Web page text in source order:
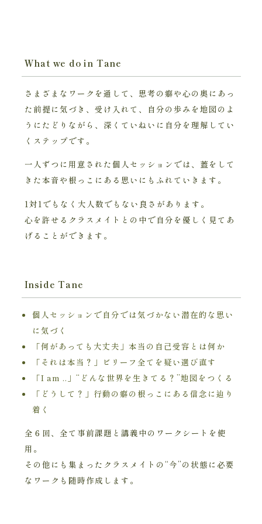
What we do in Tane
さまざまなワークを通して、思考の癖や心の奥にあっ
た前提に気づき、受け入れて、自分の歩みを地図のよ
うにたどりながら、深くていねいに自分を理解してい
くステップです。
一人ずつに用意された個人セッションでは、蓋をして
きた本音や根っこにある思いにもふれていきます。
1対1でもなく大人数でもない良さがあります。
心を許せるクラスメイトとの中で自分を優しく見てあ
げることができます。
Inside Tane
個人セッションで自分では気づかない潜在的な思い
に気づく
「何があっても大丈夫」本当の自己受容とは何か
「それは本当？」ビリーフ全てを疑い選び直す
「I am ..」“どんな世界を生きてる？”地図をつくる
「どうして？」行動の癖の根っこにある信念に辿り
着く
全６回、全て事前課題と講義中のワークシートを使
用。
その他にも集まったクラスメイトの“今”の状態に必要
なワークも随時作成します。